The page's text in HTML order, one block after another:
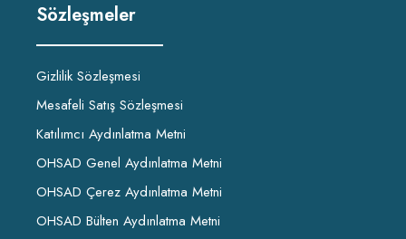
Sözleşmeler
Gizlilik Sözleşmesi
Mesafeli Satış Sözleşmesi
Katılımcı Aydınlatma Metni
OHSAD Genel Aydınlatma Metni
OHSAD Çerez Aydınlatma Metni
OHSAD Bülten Aydınlatma Metni